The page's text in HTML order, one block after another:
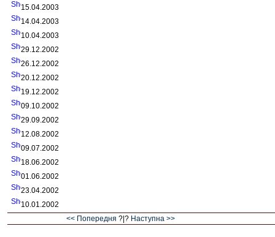
15.04.2003
14.04.2003
10.04.2003
29.12.2002
26.12.2002
20.12.2002
19.12.2002
09.10.2002
29.09.2002
12.08.2002
09.07.2002
18.06.2002
01.06.2002
23.04.2002
10.01.2002
<< Попередня ?|? Наступна >>